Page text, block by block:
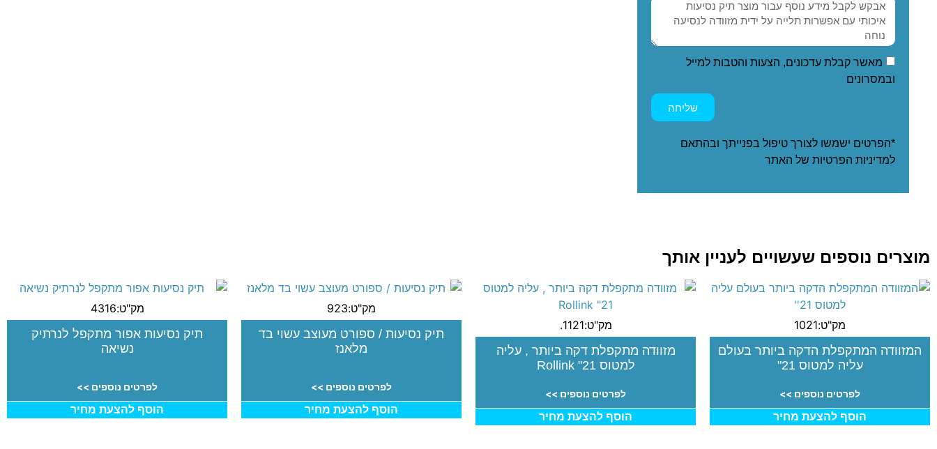
מאשר קבלת עדכונים, הצעות והטבות למייל
ובמסרונים
שליחה
*הפרטים ישמשו לצורך טיפול בפנייתך ובהתאם
למדיניות הפרטיות של האתר
מוצרים נוספים שעשויים לעניין אותך
מק"ט:1021
המזוודה המתקפלת הדקה ביותר בעולם
עליה למטוס 21"
לפרטים נוספים >>
הוסף להצעת מחיר
מק"ט:1121.
מזוודה מתקפלת דקה ביותר , עליה
למטוס 21" Rollink
לפרטים נוספים >>
הוסף להצעת מחיר
מק"ט:923
תיק נסיעות / ספורט מעוצב עשוי בד
מלאנז
לפרטים נוספים >>
הוסף להצעת מחיר
מק"ט:4316
תיק נסיעות אפור מתקפל לנרתיק
נשיאה
לפרטים נוספים >>
הוסף להצעת מחיר